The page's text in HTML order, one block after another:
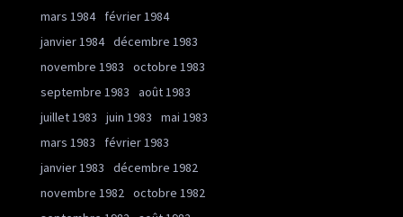
mars 1984
février 1984
janvier 1984 décembre 1983
novembre 1983
octobre 1983
septembre 1983
août 1983
juillet 1983
juin 1983
mai 1983
mars 1983
février 1983
janvier 1983
décembre 1982
novembre 1982
octobre 1982